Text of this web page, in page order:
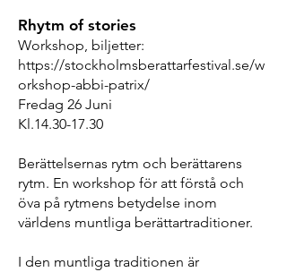
Rhytm of stories
Workshop, biljetter:
https://stockholmsberattarfestival.se/w
orkshop-abbi-patrix/
Fredag 26 Juni
Kl.14.30-17.30
Berättelsernas rytm och berättarens
rytm. En workshop för att förstå och
öva på rytmens betydelse inom
världens muntliga berättartraditioner.
I den muntliga traditionen är